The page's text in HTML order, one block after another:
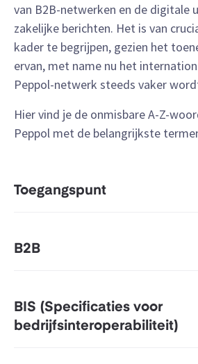
van B2B-netwerken en de digitale
zakelijke berichten. Het is van
kader te begrijpen, gezien het
ervan, met name nu het
Peppol-netwerk steeds vaker
Hier vind je de onmisbare A-Z-
Peppol met de belangrijkste
Toegangspunt
B2B
BIS (Specificaties voor
bedrijfsinteroperabiliteit)